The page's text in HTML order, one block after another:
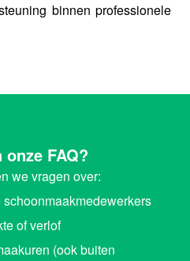
binnen professionele
FAQ?
we vragen over:
of verlof
(ook buiten